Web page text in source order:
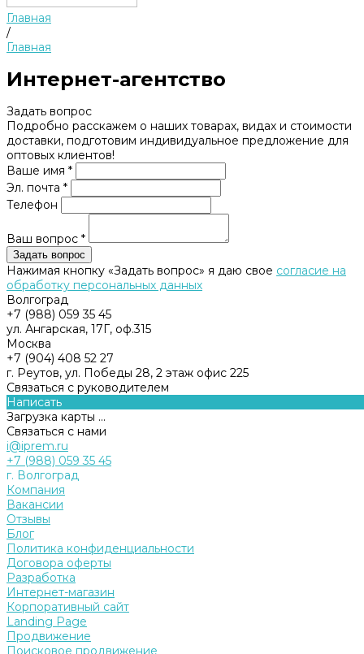
Главная
/
Главная
Интернет-агентство
Задать вопрос
Подробно расскажем о наших товарах, видах и стоимости
доставки, подготовим индивидуальное предложение для
оптовых клиентов!
Ваше имя *
Эл. почта *
Телефон
Ваш вопрос *
Нажимая кнопку «Задать вопрос» я даю свое согласие на
обработку персональных данных
Волгоград
+7 (988) 059 35 45
ул. Ангарская, 17Г, оф.315
Москва
+7 (904) 408 52 27
г. Реутов, ул. Победы 28, 2 этаж офис 225
Связаться с руководителем
Написать
Загрузка карты ...
Связаться с нами
i@iprem.ru
+7 (988) 059 35 45
г. Волгоград
Компания
Вакансии
Отзывы
Блог
Политика конфиденциальности
Договора оферты
Разработка
Интернет-магазин
Корпоративный сайт
Landing Page
Продвижение
Поисковое продвижение